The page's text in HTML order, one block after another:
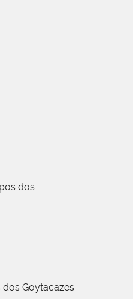
dos
Goytacazes